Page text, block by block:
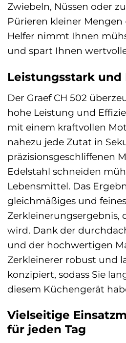
Zwiebeln, Nüssen oder
Pürieren kleiner Mengen
Helfer nimmt Ihnen
und spart Ihnen
Leistungsstark und
Der Graef CH 502
hohe Leistung und
mit einem kraftvollen
nahezu jede Zutat in
präzisionsgeschliffenen
Edelstahl schneiden
Lebensmittel. Das
gleichmäßiges und feines
Zerkleinerungsergebnis,
wird. Dank der
und der hochwertigen
Zerkleinerer robust und
konzipiert, sodass Sie
diesem Küchengerät
Vielseitige
für jeden Tag